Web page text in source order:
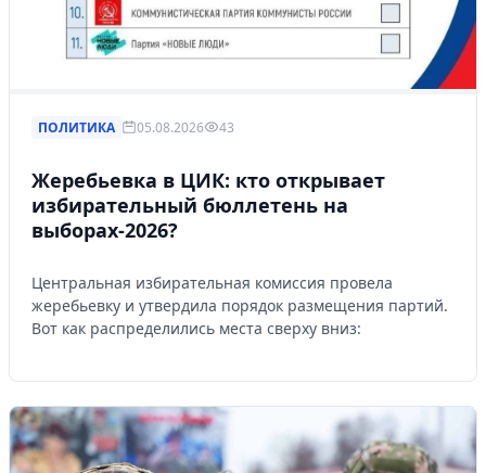
ПОЛИТИКА 05.08.2026 43
Жеребьевка в ЦИК: кто открывает
избирательный бюллетень на
выборах-2026?
Центральная избирательная комиссия провела
жеребьевку и утвердила порядок размещения партий.
Вот как распределились места сверху вниз: